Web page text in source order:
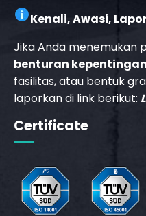
Kenali, Awasi,
Jika Anda menemukan
benturan kepentingan
fasilitas, atau bentuk
laporkan di link berikut:
Certificate